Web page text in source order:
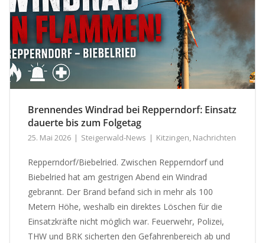
Brennendes Windrad bei Repperndorf: Einsatz
dauerte bis zum Folgetag
25. Mai 2026 Steigerwald-News Kitzingen, Nachrichten
Repperndorf/Biebelried. Zwischen Repperndorf und
Biebelried hat am gestrigen Abend ein Windrad
gebrannt. Der Brand befand sich in mehr als 100
Metern Höhe, weshalb ein direktes Löschen für die
Einsatzkräfte nicht möglich war. Feuerwehr, Polizei,
THW und BRK sicherten den Gefahrenbereich ab und